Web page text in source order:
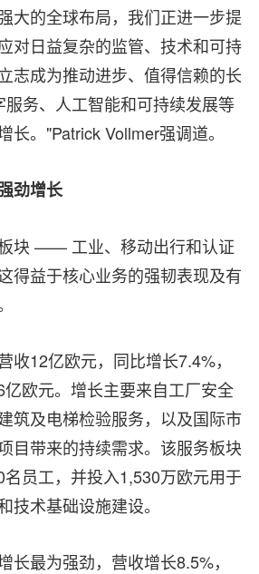
大的全球布局，我们正进一步提
对日益复杂的监管、技术和可持
志成为推动进步、值得信赖的长
务、人工智能和可持续发展等
长。"Patrick Vollmer强调道。
劲增长
块 —— 工业、移动出行和认证
得益于核心业务的强韧表现及有
收12亿欧元，同比增长7.4%，
欧元。增长主要来自工厂安全
筑及电梯检验服务，以及国际市
目带来的持续需求。该服务板块
员工，并投入1,530万欧元用于
技术基础设施建设。
长最为强劲，营收增长8.5%，